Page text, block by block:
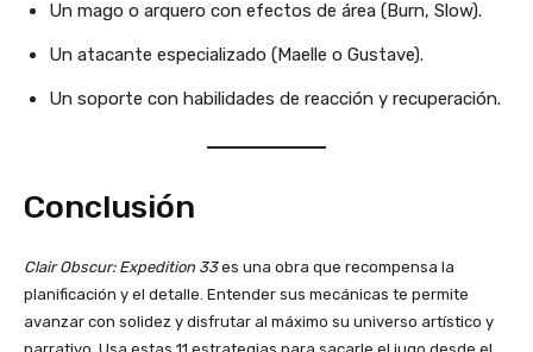
Un mago o arquero con efectos de área (Burn, Slow).
Un atacante especializado (Maelle o Gustave).
Un soporte con habilidades de reacción y recuperación.
Conclusión
Clair Obscur: Expedition 33es una obra que recompensa la
planificación y el detalle. Entender sus mecánicas te permite
avanzar con solidez y disfrutar al máximo su universo artístico y